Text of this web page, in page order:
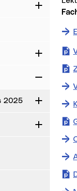
Aufklappen
Zuklappen
2025
Menüpunkt)